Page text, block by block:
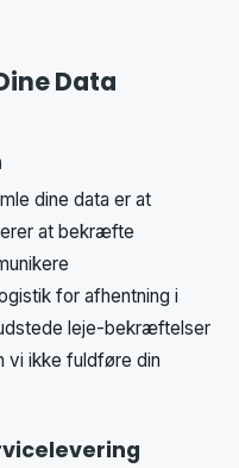
Data
dine data er at
at bekræfte
for afhentning i
leje-bekræftelser
vi ikke fuldføre din